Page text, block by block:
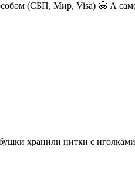
(СБП, Мир, Visa) 🤩 А
хранили нитки с